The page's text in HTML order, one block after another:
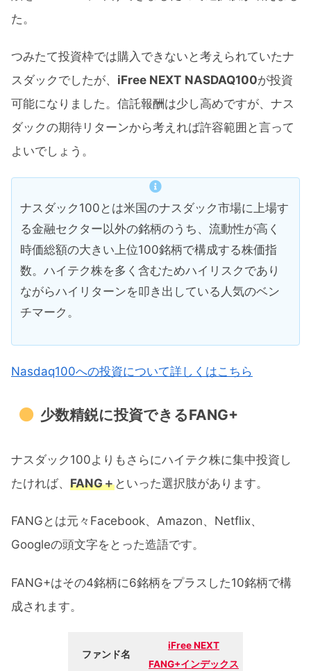
た。
つみたて投資枠では購入できないと考えられていたナ
スダックでしたが、 iFree NEXT NASDAQ100が投資
可能になりました。信託報酬は少し高めですが、ナス
ダックの期待リターンから考えれば許容範囲と言って
よいでしょう。
ナスダック100とは米国のナスダック市場に上場す
る金融セクター以外の銘柄のうち、流動性が高く
時価総額の大きい上位100銘柄で構成する株価指
数。ハイテク株を多く含むためハイリスクであり
ながらハイリターンを叩き出している人気のベン
チマーク。
Nasdaq100への投資について詳しくはこちら
少数精鋭に投資できるFANG+
ナスダック100よりもさらにハイテク株に集中投資し
たければ、 FANG＋といった選択肢があります。
FANGとは元々Facebook、Amazon、Netflix、
Googleの頭文字をとった造語です。
FANG+はその4銘柄に6銘柄をプラスした10銘柄で構
成されます。
ファンド名
iFree NEXT
FANG+インデックス